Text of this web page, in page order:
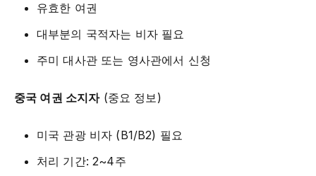
유효한 여권
대부분의 국적자는 비자 필요
주미 대사관 또는 영사관에서 신청
중국 여권 소지자(중요 정보)
미국 관광 비자 (B1/B2) 필요
처리 기간: 2~4주